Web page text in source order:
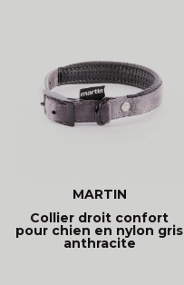
MARTIN
Collier droit confort
pour chien en nylon gris
anthracite